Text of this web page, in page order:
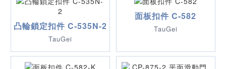
凸輪鎖定扣件 C-535N-2
TauGei
面板扣件 C-582
TauGei